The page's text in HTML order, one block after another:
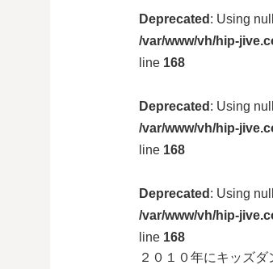
Deprecated : Using
/var/www/vh/hip-
line 168
Deprecated : Using
/var/www/vh/hip-
line 168
Deprecated : Using
/var/www/vh/hip-
line 168
２０１０年にキッズ